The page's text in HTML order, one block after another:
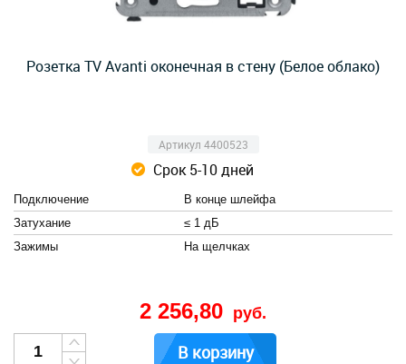
Розетка TV Avanti оконечная в стену (Белое облако)
Артикул 4400523
Срок 5-10 дней
Подключение
В конце шлейфа
Затухание
≤ 1 дБ
Зажимы
На щелчках
2 256,80 руб.
В корзину